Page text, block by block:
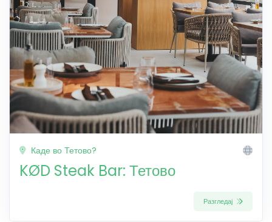
Каде во Тетово?
KØD Steak Bar: Тетово
Разгледај